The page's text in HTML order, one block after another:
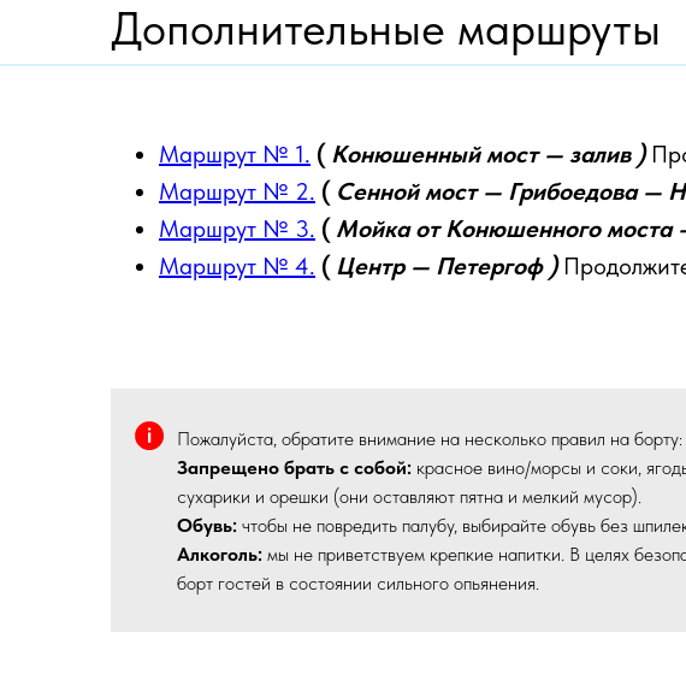
Дополнительные маршруты
Маршрут № 1. ( Конюшенный мост — залив )
Маршрут № 2. ( Сенной мост — Грибоедова —
Маршрут № 3. ( Мойка от Конюшенного моста
Маршрут № 4. ( Центр — Петергоф )
Пожалуйста, обратите внимание на несколько правил на борту:
Запрещено брать с собой: красное вино/морсы и соки,
сухарики и орешки (они оставляют пятна и мелкий мусор).
Обувь: чтобы не повредить палубу, выбирайте обувь без
Алкоголь: мы не приветствуем крепкие напитки. В целях
борт гостей в состоянии сильного опьянения.